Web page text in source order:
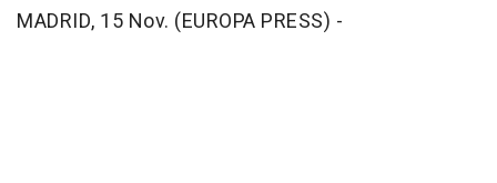
MADRID, 15 Nov. (EUROPA PRESS) -